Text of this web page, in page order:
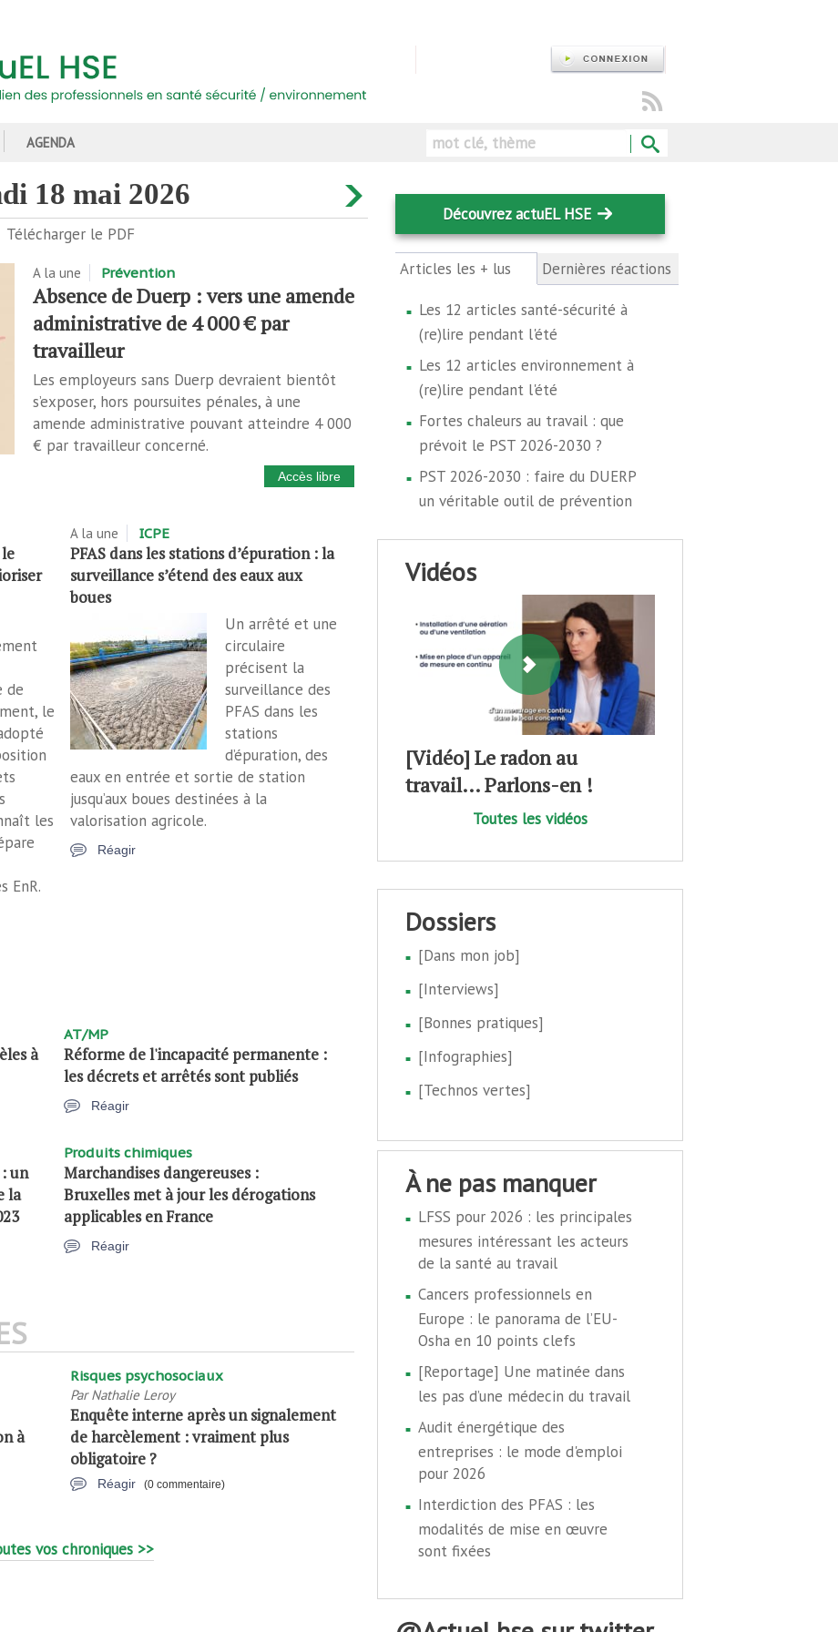
AGENDA Rechercher
18 mai 2026
Télécharger le PDF
A la une Prévention
Absence de Duerp : vers une amende
administrative de 4 000 € par
travailleur
Les employeurs sans Duerp devraient bientôt
s’exposer, hors poursuites pénales, à une
amende administrative pouvant atteindre 4 000
€ par travailleur concerné.
Accès libre
de
le
les
EnR.
A la une ICPE
PFAS dans les stations d’épuration : la
surveillance s’étend des eaux aux
boues
Un arrêté et une
circulaire
précisent la
surveillance des
PFAS dans les
stations
d’épuration, des
eaux en entrée et sortie de station
jusqu’aux boues destinées à la
valorisation agricole.
Réagir
à
AT/MP
Réforme de l'incapacité permanente :
les décrets et arrêtés sont publiés
Réagir
un
la
Produits chimiques
Marchandises dangereuses :
Bruxelles met à jour les dérogations
applicables en France
Réagir
à
Risques psychosociaux
ParNathalie Leroy
Enquête interne après un signalement
de harcèlement : vraiment plus
obligatoire ?
Réagir (0 commentaire)
vos chroniques >>
Découvrez actuEL HSE
Articles les + lus (onglet
actif)
Dernières réactions
Les 12 articles santé-sécurité à
(re)lire pendant l'été
Les 12 articles environnement à
(re)lire pendant l'été
Fortes chaleurs au travail : que
prévoit le PST 2026-2030 ?
PST 2026-2030 : faire du DUERP
un véritable outil de prévention
vidéos
[Vidéo] Le radon au
travail… Parlons-en !
Toutes les vidéos
dossiers
[Dans mon job]
[Interviews]
[Bonnes pratiques]
[Infographies]
[Technos vertes]
à ne pas manquer
LFSS pour 2026 : les principales
mesures intéressant les acteurs
de la santé au travail
Cancers professionnels en
Europe : le panorama de l’EU-
Osha en 10 points clefs
[Reportage] Une matinée dans
les pas d’une médecin du travail
Audit énergétique des
entreprises : le mode d'emploi
pour 2026
Interdiction des PFAS : les
modalités de mise en œuvre
sont fixées